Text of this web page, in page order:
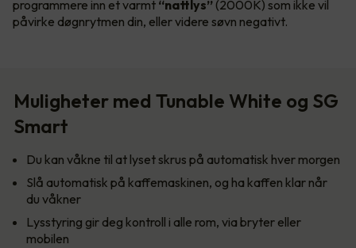
programmere inn et varmt “nattlys” (2000K) som ikke vil
påvirke døgnrytmen din, eller videre søvn negativt.
Muligheter med Tunable White og SG
Smart
Du kan våkne til at lyset skrus på automatisk hver morgen
Slå automatisk på kaffemaskinen, og ha kaffen klar når
du våkner
Lysstyring gir deg kontroll i alle rom, via bryter eller
mobilen